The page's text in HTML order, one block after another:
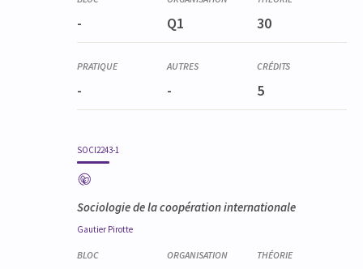
- Q1 30
- - 5
SOCI2243-1
Sociologie de la coopération internationale
Gautier Pirotte